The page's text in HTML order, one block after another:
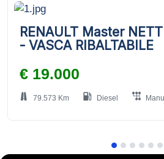
RENAULT Master
- VASCA RIBALTABILE
€ 19.000
79.573 Km Diesel